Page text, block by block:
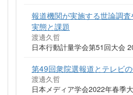
報道機関が実施する世論調
実態と課題
渡邊久哲
日本行動計量学会第51回大会
第49回衆院選報道とテレビ
渡邊久哲
日本メディア学会2022年春季